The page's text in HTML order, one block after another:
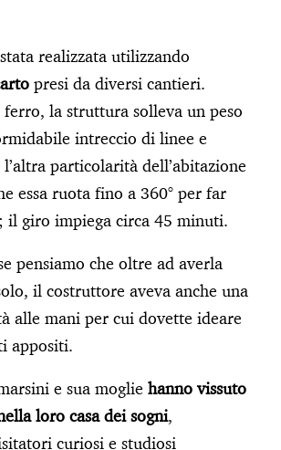
realizzata utilizzando
presi da diversi cantieri.
la struttura solleva un peso
intreccio di linee e
particolarità dell’abitazione
essa ruota fino a 360° per far
il giro impiega circa 45 minuti.
pensiamo che oltre ad averla
il costruttore aveva anche una
alle mani per cui dovette ideare
appositi.
e sua moglie hanno vissuto
loro casa dei sogni,
curiosi e studiosi